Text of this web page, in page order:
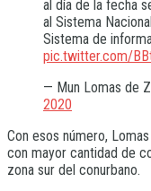
al día de la fecha
al Sistema
Sistema de
pic.twitter.com/
— Mun Lomas de
2020
Con esos número,
con mayor cantidad de
zona sur del conurbano.